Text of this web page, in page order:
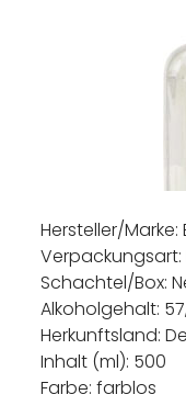
Hersteller/
Verpackungsart:
Schachtel/Box:
Alkoholgehalt:
Herkunftsland:
Inhalt (ml): 500
Farbe: farblos